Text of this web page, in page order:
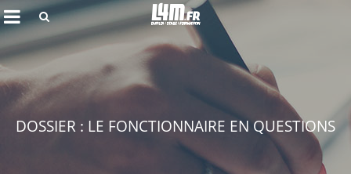
Rechercher
DOSSIER : LE FONCTIONNAIRE EN QUESTIONS